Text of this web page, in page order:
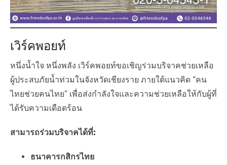
เวิร์คพอยท์
หนึ่งน้ำใจ หนึ่งพลัง เวิร์คพอยท์ขอเชิญร่วมบริจาคช่วยเหลือ
ผู้ประสบภัยน้ำท่วมในจังหวัดเชียงราย ภายใต้แนวคิด “คน
ไทยช่วยคนไทย” เพื่อส่งกำลังใจและความช่วยเหลือให้กับผู้ที่
ได้รับความเดือดร้อน
สามารถร่วมบริจาคได้ที่:
ธนาคารกสิกรไทย